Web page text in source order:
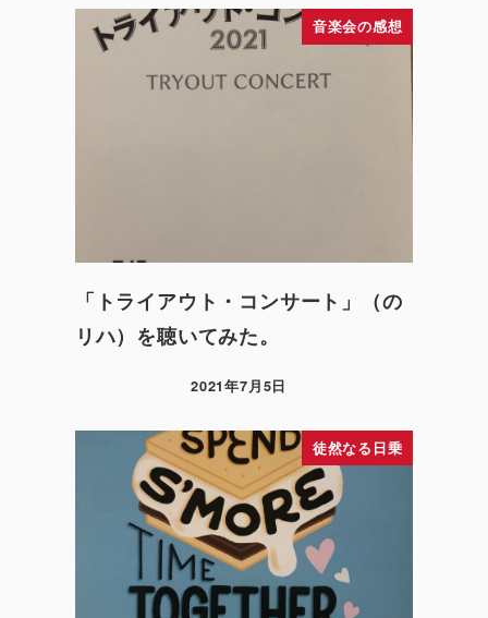
音楽会の感想
「トライアウト・コンサート」（の
リハ）を聴いてみた。
2021年7月5日
徒然なる日乗